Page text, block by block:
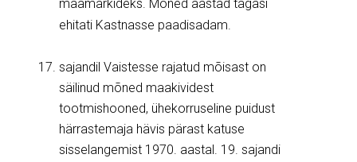
maamärkideks. Mõned aastad tagasi
ehitati Kastnasse paadisadam.
sajandil Vaistesse rajatud mõisast on
säilinud mõned maakividest
tootmishooned, ühekorruseline puidust
härrastemaja hävis pärast katuse
sisselangemist 1970. aastal. 19. sajandi